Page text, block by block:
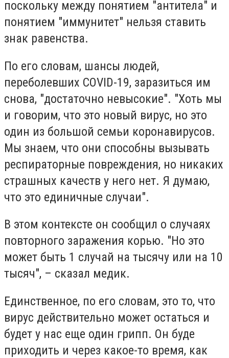
поскольку между понятием "антитела" и
понятием "иммунитет" нельзя ставить
знак равенства.
По его словам, шансы людей,
переболевших COVID-19, заразиться им
снова, "достаточно невысокие". "Хоть мы
и говорим, что это новый вирус, но это
один из большой семьи коронавирусов.
Мы знаем, что они способны вызывать
респираторные повреждения, но никаких
страшных качеств у него нет. Я думаю,
что это единичные случаи".
В этом контексте он сообщил о случаях
повторного заражения корью. "Но это
может быть 1 случай на тысячу или на 10
тысяч", – сказал медик.
Единственное, по его словам, это то, что
вирус действительно может остаться и
будет у нас еще один грипп. Он буде
приходить и через какое-то время, как